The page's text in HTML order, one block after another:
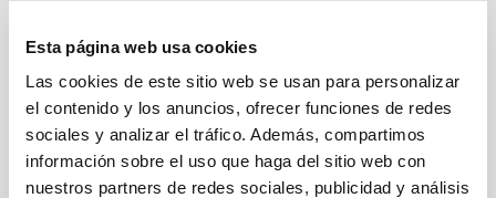
Esta página web usa cookies
Las cookies de este sitio web se usan para personalizar
el contenido y los anuncios, ofrecer funciones de redes
sociales y analizar el tráfico. Además, compartimos
información sobre el uso que haga del sitio web con
nuestros partners de redes sociales, publicidad y análisis